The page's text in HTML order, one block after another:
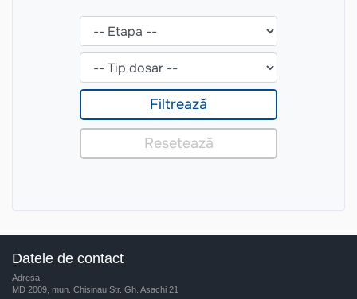
Datele de contact
Adresa:
MD 2009, mun. Chisinau Str. Gh. Asachi 21